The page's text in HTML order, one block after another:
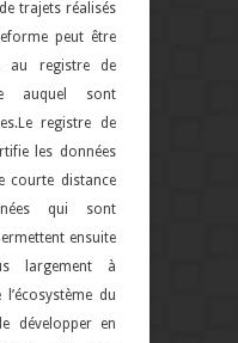
trajets réalisés
peut être
au registre de
auquel sont
registre de
les données
courte distance
qui sont
ensuite
largement à
l’écosystème du
développer en